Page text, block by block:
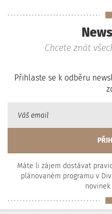
Chcete znát
Přihlaste se k odběru
Máte li zájem dostávat
plánovaném programu v